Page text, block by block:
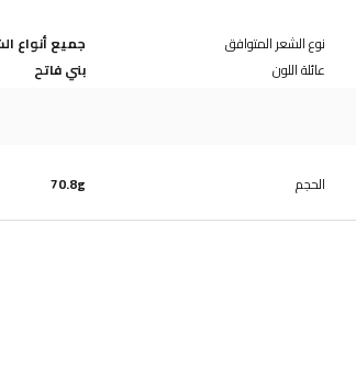
نوع الشعر المتوافق
جميع أنواع
عائلة اللون بني فاتح
الحجم 70.8g